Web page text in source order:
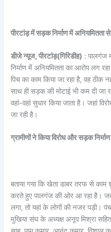
पीरटांड़ में सड़क निर्माण में अनियमितता
डीजे न्यूज, पीरटांड़(गिरिडीह) : पालगंज
निर्माण में अनियमितता का आरोप लग
पिच का काम किया जा रहा है, वह ठीक
साथ ही सड़क की मोटाई भी कम दी जा
वहां-वहां सुधार किया जाता है। जहां
जा रही है।
ग्रामीणों ने किया विरोध और सड़क
बताया गया कि खेता डाबर तरफ से
करते हुए पालगंज की ओर आ रहा है। जब
लगा, तो यहां के लोगों की नजर पड़ी।
मुखिया संघ के अध्यक्ष अनूप मिश्रा